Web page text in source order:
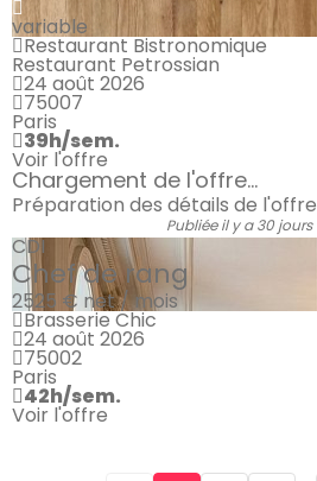
variable
Restaurant Bistronomique
Restaurant Petrossian
24 août 2026
75007
Paris
39h/sem.
Voir l'offre
Chargement de l'offre...
Préparation des détails de l'offre
Publiée il y a 30 jours
CDI
Chef de rang
2525 € net / mois
Brasserie Chic
24 août 2026
75002
Paris
42h/sem.
Voir l'offre